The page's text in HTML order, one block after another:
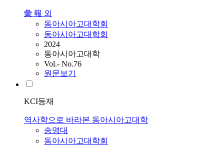
彙 報 외
동아시아고대학회
동아시아고대학회
2024
동아시아고대학
Vol.- No.76
원문보기
KCI등재
역사학으로 바라본 동아시아고대학
송영대
동아시아고대학회